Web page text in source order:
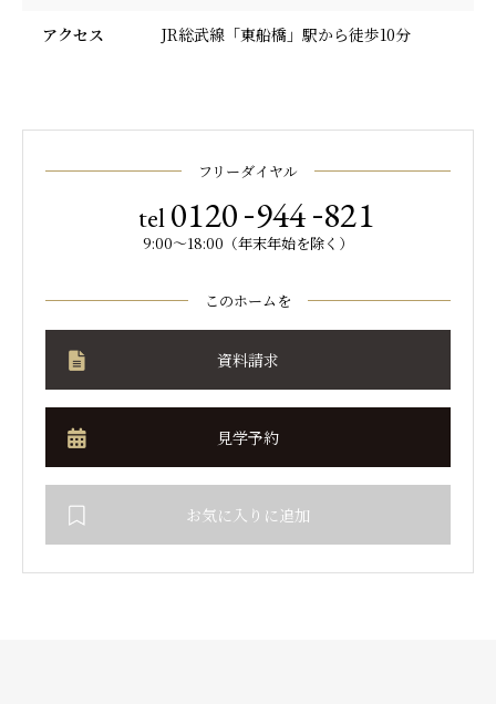
アクセス JR総武線「東船橋」駅から徒歩10分
フリーダイヤル
tel0120-944-821
9:00～18:00（年末年始を除く）
このホームを
資料請求
見学予約
お気に入りに追加